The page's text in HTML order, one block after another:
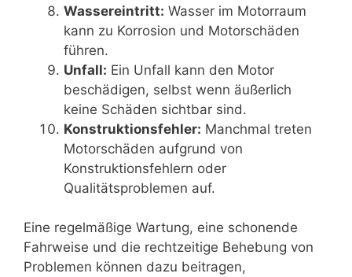
Wassereintritt: Wasser im Motorraum
kann zu Korrosion und Motorschäden
führen.
Unfall: Ein Unfall kann den Motor
beschädigen, selbst wenn äußerlich
keine Schäden sichtbar sind.
Konstruktionsfehler: Manchmal treten
Motorschäden aufgrund von
Konstruktionsfehlern oder
Qualitätsproblemen auf.
Eine regelmäßige Wartung, eine schonende
Fahrweise und die rechtzeitige Behebung von
Problemen können dazu beitragen,